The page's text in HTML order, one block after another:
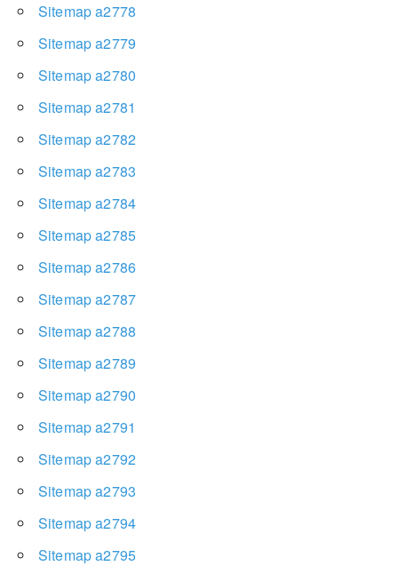
Sitemap a2778
Sitemap a2779
Sitemap a2780
Sitemap a2781
Sitemap a2782
Sitemap a2783
Sitemap a2784
Sitemap a2785
Sitemap a2786
Sitemap a2787
Sitemap a2788
Sitemap a2789
Sitemap a2790
Sitemap a2791
Sitemap a2792
Sitemap a2793
Sitemap a2794
Sitemap a2795